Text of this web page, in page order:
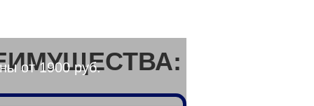
от 1900 руб.